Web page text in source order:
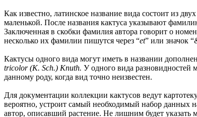
Как известно, латинское название вида состоит из
маленькой. После названия кактуса указывают
Заключенная в скобки фамилия автора говорит о
несколько их фамилии пишутся через “et” или значок “
Кактусы одного вида могут иметь в названии
tricolor (K. Sch.) Knuth. У одного вида разновидностей
данному роду, когда вид точно неизвестен.
Для документации коллекции кактусов ведут
вероятно, устроит самый необходимый набор данных
автор, описавший растение. Не лишним будет указать